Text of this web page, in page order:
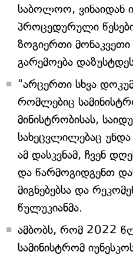
საბოლოო, ვინაიდან
პროცედურული
ზოგიერთი
გარემოება
"არცერთი სხვა
რომლებიც
მინისტრობისას,
სახეცვლილებაც
ამ დასკვნამ, ჩვენ
და წარმოგიდგენთ
მიგნებებსა და
წულუკიანმა.
ამბობს, რომ 2022
სამინისტრომ